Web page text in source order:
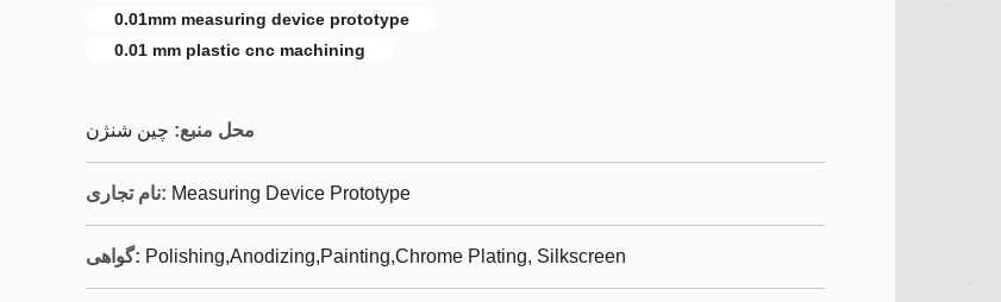
0.01mm measuring device prototype
0.01 mm plastic cnc machining
محل منبع: چین شنژن
نام تجاری: Measuring Device Prototype
گواهی: Polishing,Anodizing,Painting,Chrome Plating, Silkscreen